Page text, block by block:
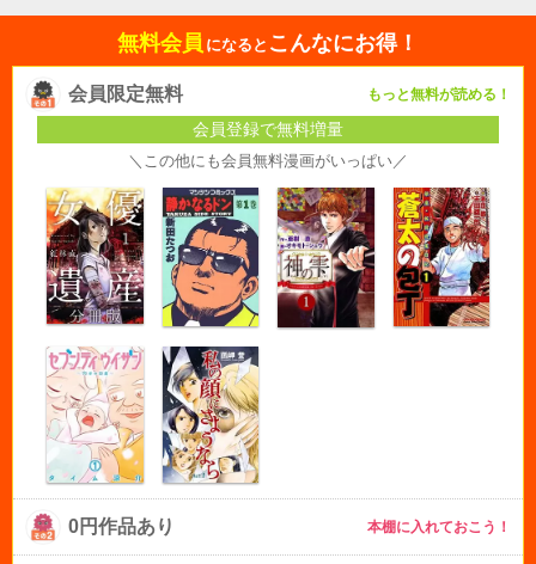
無料会員 になると こんなにお得！
会員限定無料 もっと無料が読める！
会員登録で無料増量
＼この他にも会員無料漫画がいっぱい／
0円作品あり 本棚に入れておこう！